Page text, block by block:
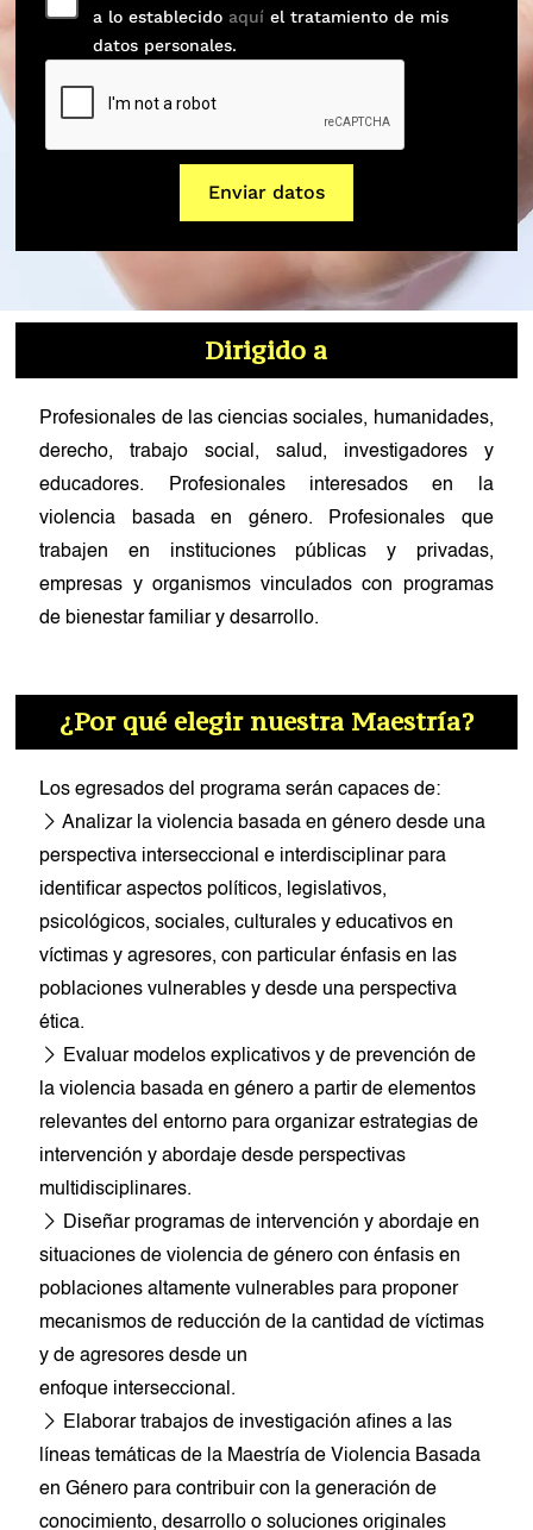
a lo establecido aquí el tratamiento de mis
datos personales.
Enviar datos
Dirigido a
Profesionales de las ciencias sociales, humanidades,
derecho, trabajo social, salud, investigadores y
educadores. Profesionales interesados en la
violencia basada en género.​ Profesionales que
trabajen en instituciones públicas y privadas,
empresas y organismos vinculados con programas
de bienestar familiar y desarrollo.
¿Por qué elegir nuestra Maestría?
Los egresados del programa serán capaces de:
Analizar la violencia basada en género desde una
perspectiva interseccional e interdisciplinar para
identificar aspectos políticos, legislativos,
psicológicos, sociales, culturales y educativos en
víctimas y agresores, con particular énfasis en las
poblaciones vulnerables y desde una perspectiva
ética.
Evaluar modelos explicativos y de prevención de
la violencia basada en género a partir de elementos
relevantes del entorno para organizar estrategias de
intervención y abordaje desde perspectivas
multidisciplinares.
Diseñar programas de intervención y abordaje en
situaciones de violencia de género con énfasis en
poblaciones altamente vulnerables para proponer
mecanismos de reducción de la cantidad de víctimas
y de agresores desde un
enfoque interseccional.
Elaborar trabajos de investigación afines a las
líneas temáticas de la Maestría de Violencia Basada
en Género para contribuir con la generación de
conocimiento, desarrollo o soluciones originales